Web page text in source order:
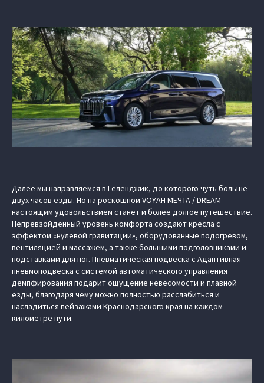
Далее мы направляемся в Геленджик, до которого чуть больше
двух часов езды. Но на роскошном VOYAH МЕЧТА / DREAM
настоящим удовольствием станет и более долгое путешествие.
Непревзойденный уровень комфорта создают кресла с
эффектом «нулевой гравитации», оборудованные подогревом,
вентиляцией и массажем, а также большими подголовниками и
подставками для ног. Пневматическая подвеска с Адаптивная
пневмоподвеска с системой автоматического управления
демпфирования подарит ощущение невесомости и плавной
езды, благодаря чему можно полностью расслабиться и
насладиться пейзажами Краснодарского края на каждом
километре пути.